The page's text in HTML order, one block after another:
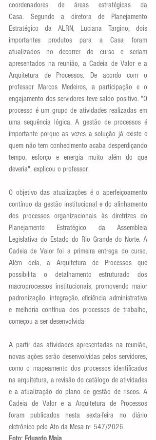
coordenadores de áreas estratégicas da
Casa. Segundo a diretora de Planejamento
Estratégico da ALRN, Luciana Targino, dois
importantes produtos para a Casa foram
atualizados no decorrer do curso e seriam
apresentados na reunião, a Cadeia de Valor e a
Arquitetura de Processos. De acordo com o
professor Marcos Medeiros, a participação e o
engajamento dos servidores teve saldo positivo. "O
processo é um grupo de atividades realizadas em
uma sequência lógica. A gestão de processos é
importante porque as vezes a solução já existe e
quem não tem conhecimento acaba desperdiçando
tempo, esforço e energia muito além do que
deveria", explicou o professor.
O objetivo das atualizações é o aperfeiçoamento
contínuo da gestão institucional e do alinhamento
dos processos organizacionais às diretrizes do
Planejamento Estratégico da Assembleia
Legislativa do Estado do Rio Grande do Norte. A
Cadeia de Valor foi a primeira entrega do curso.
Além dela, a Arquitetura de Processos que
possibilita o detalhamento estruturado dos
macroprocessos institucionais, promovendo maior
padronização, integração, eficiência administrativa
e melhoria contínua dos processos de trabalho,
começou a ser desenvolvida.
A partir das atividades apresentadas na reunião,
novas ações serão desenvolvidas pelos servidores,
como o mapeamento dos processos identificados
na arquitetura, a revisão do catálogo de atividades
e a atualização do plano de gestão de riscos. A
Cadeia de Valor e a Arquitetura de Processos
foram publicados nesta sexta-feira no diário
eletrônico pelo Ato da Mesa nº 547/2026.